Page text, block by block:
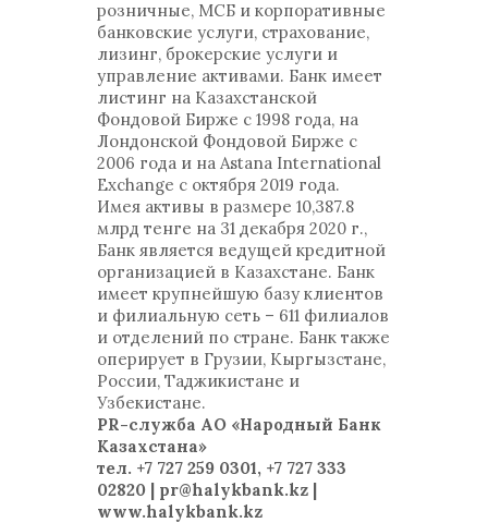
розничные, МСБ и корпоративные
банковские услуги, страхование,
лизинг, брокерские услуги и
управление активами. Банк имеет
листинг на Казахстанской
Фондовой Бирже с 1998 года, на
Лондонской Фондовой Бирже с
2006 года и на Astana International
Exchange с октября 2019 года.
Имея активы в размере 10,387.8
млрд тенге на 31 декабря 2020 г.,
Банк является ведущей кредитной
организацией в Казахстане. Банк
имеет крупнейшую базу клиентов
и филиальную сеть – 611 филиалов
и отделений по стране. Банк также
оперирует в Грузии, Кыргызстане,
России, Таджикистане и
Узбекистане.
PR-служба АО «Народный Банк
Казахстана»
тел. +7 727 259 0301, +7 727 333
02820 | pr@halykbank.kz |
www.halykbank.kz